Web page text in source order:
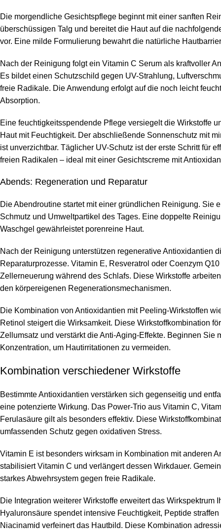
Die morgendliche Gesichtspflege beginnt mit einer sanften
überschüssigen Talg und bereitet die Haut auf die
vor. Eine milde Formulierung bewahrt die natürliche
Nach der Reinigung folgt ein Vitamin C Serum als kraftvoller
Es bildet einen Schutzschild gegen UV-Strahlung,
freie Radikale. Die Anwendung erfolgt auf die noch leicht
Absorption.
Eine feuchtigkeitsspendende Pflege versiegelt die Wirkstoffe
Haut mit Feuchtigkeit. Der abschließende Sonnenschutz mit
ist unverzichtbar. Täglicher UV-Schutz ist der erste Schritt für
freien Radikalen – ideal mit einer Gesichtscreme mit
Abends: Regeneration und Reparatur
Die Abendroutine startet mit einer gründlichen Reinigung. Sie
Schmutz und Umweltpartikel des Tages. Eine doppelte
Waschgel gewährleistet porenreine Haut.
Nach der Reinigung unterstützen regenerative Antioxidantien
Reparaturprozesse. Vitamin E, Resveratrol oder Coenzym
Zellerneuerung während des Schlafs. Diese Wirkstoffe
den körpereigenen Regenerationsmechanismen.
Die Kombination von Antioxidantien mit Peeling-Wirkstoffen
Retinol steigert die Wirksamkeit. Diese Wirkstoffkombination
Zellumsatz und verstärkt die Anti-Aging-Effekte. Beginnen Sie
Konzentration, um Hautirritationen zu vermeiden.
Kombination verschiedener Wirkstoffe
Bestimmte Antioxidantien verstärken sich gegenseitig und
eine potenzierte Wirkung. Das Power-Trio aus Vitamin C,
Ferulasäure gilt als besonders effektiv. Diese
umfassenden Schutz gegen oxidativen Stress.
Vitamin E ist besonders wirksam in Kombination mit anderen
stabilisiert Vitamin C und verlängert dessen Wirkdauer.
starkes Abwehrsystem gegen freie Radikale.
Die Integration weiterer Wirkstoffe erweitert das Wirkspektrum
Hyaluronsäure spendet intensive Feuchtigkeit, Peptide
Niacinamid verfeinert das Hautbild. Diese Kombination